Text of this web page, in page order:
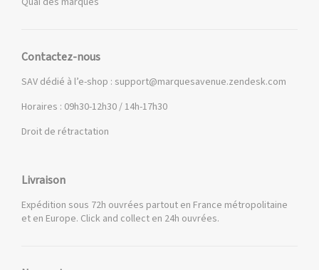
Contactez-nous
SAV dédié à l’e-shop : support@marquesavenue.zendesk.com
Horaires : 09h30-12h30 / 14h-17h30
Droit de rétractation
Livraison
Expédition sous 72h ouvrées partout en France métropolitaine
et en Europe. Click and collect en 24h ouvrées.